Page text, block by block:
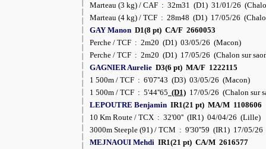
Marteau (3 kg) / CAF : 32m31 (D1) 31/01/26
Marteau (4 kg) / TCF : 28m48 (D1) 17/05/26
GAY Manon D1(8 pt) CA/F 2660053
Perche / TCF : 2m20 (D1) 03/05/26 (Macon)
Perche / TCF : 2m20 (D1) 17/05/26 (Chalon sur
GAGNIER Aurelie D3(6 pt) MA/F 1222115
1 500m / TCF : 6'07''43 (D3) 03/05/26 (Macon)
1 500m / TCF : 5'44''65 (D1) 17/05/26 (Chalon sur
LEPOUTRE Benjamin IR1(21 pt) MA/M 1108606
10 Km Route / TCX : 32'00'' (IR1) 04/04/26 (Lille)
3000m Steeple (91) / TCM : 9'30''59 (IR1) 17/05/26
MEJNAOUI Mehdi IR1(21 pt) CA/M 2616577